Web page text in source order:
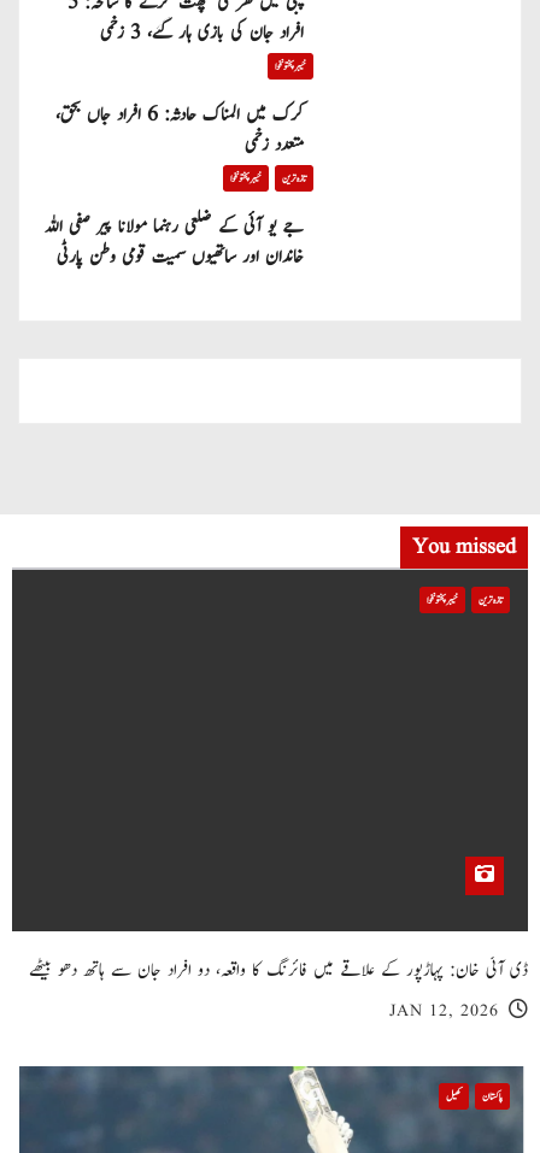
افراد جان کی بازی ہار گئے، 3 زخمی
خیبر پختونخوا
کرک میں المناک حادثہ: 6 افراد جاں بحق،
متعدد زخمی
تازہ ترین خیبر پختونخوا
جے یو آئی کے ضلعی رہنما مولانا پیر صفی اللہ
خاندان اور ساتھیوں سمیت قومی وطن پارٹی
You missed
تازہ ترین خیبر پختونخوا
ڈی آئی خان: پہاڑپور کے علاقے میں فائرنگ کا واقعہ، دو افراد جان سے ہاتھ دھو بیٹھے
JAN 12, 2026
پاکستان کھیل